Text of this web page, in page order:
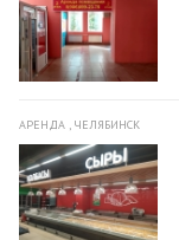
АРЕНДА , ЧЕЛЯБИНСК